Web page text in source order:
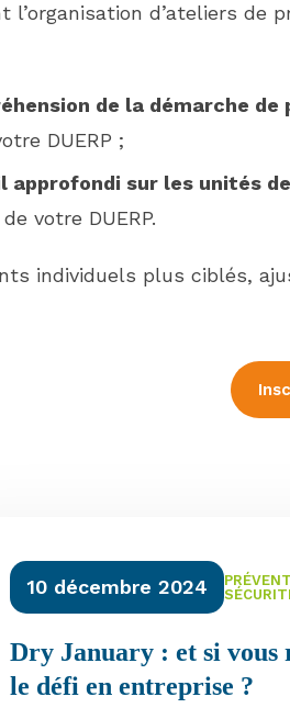
l’organisation d’ateliers
de la démarche de
DUERP ;
approfondi sur les unités
votre DUERP.
individuels plus ciblés,
10 décembre 2024
Dry January : et si vous
le défi en entreprise ?